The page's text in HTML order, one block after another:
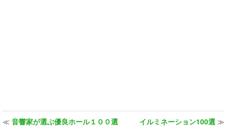
≪ 音響家が選ぶ優良ホール１００選 イルミネーション100選 ≫